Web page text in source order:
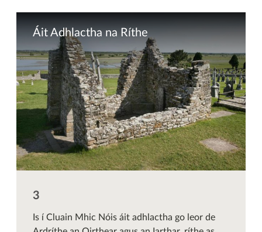
Áit Adhlactha na Ríthe
Is í Cluain Mhic Nóis áit adhlactha go leor de